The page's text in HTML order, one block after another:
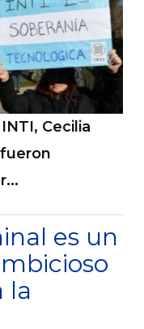
Cecilia
es un
la